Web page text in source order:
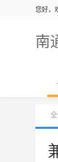
您好，
南